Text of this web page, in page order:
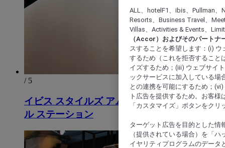
/ 5
イビス スタイルズ アムステルダム セントラ
ル ステーション
ALL、hotelF1、ibis、Pullman
Resorts、Business Travel、
Villas、Activities & Events、
（Accor）およびそのパートナ
スすることを希望します：(i)
するため（これを拒否すること
イズするため；(iii) ウェブサイ
ックサービスに加入している場
との連携を可能にするため；
ト広告を提供するため。お客
「カスタマイズ」ボタンをク
ターゲット広告を目的とした情
（提供されている場合）を「
イヤリティプログラムのデータ